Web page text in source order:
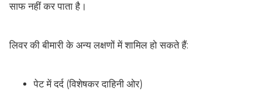
साफ नहीं कर पाता है।
लिवर की बीमारी के अन्य लक्षणों में शामिल हो सकते हैं:
पेट में दर्द (विशेषकर दाहिनी ओर)